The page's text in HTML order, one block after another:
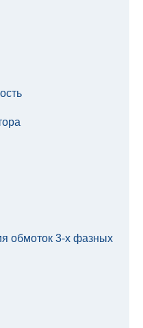
обмоток 3-х фазных